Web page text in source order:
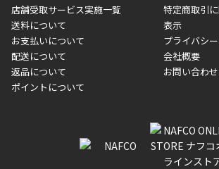
す。
制限がかかる場合がございます。また発送日に
異なる場合がございます。対象商品の説明ペー
い。
■店舗受取をご選択いただいた場合
ご注文が確認出来次第、お受取される店舗在庫
をさせていただきます。店舗に在庫がない場合
いただく場合がございます。店舗準備でのお渡
のみの受け渡しとなります。（箱や納品書は付
ん）店舗で準備が出来次第、メールにてご連
店舗受取サービス実施一覧
送料について
お支払いについて
配送について
返品について
ポイントについて
特定商取引
表示
プライバシ
会社概要
お問い合わせ